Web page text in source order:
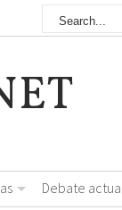
Debate